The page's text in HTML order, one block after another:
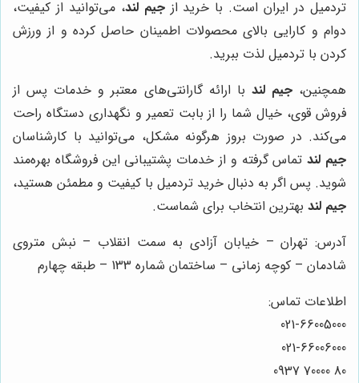
تردمیل در ایران است. با خرید ازجیم لند، می‌توانید از کیفیت،
دوام و کارایی بالای محصولات اطمینان حاصل کرده و از ورزش
کردن با تردمیل لذت ببرید.
همچنین،جیم لند با ارائه گارانتی‌های معتبر و خدمات پس از
فروش قوی، خیال شما را از بابت تعمیر و نگهداری دستگاه راحت
می‌کند. در صورت بروز هرگونه مشکل، می‌توانید با کارشناسان
جیم لندتماس گرفته و از خدمات پشتیبانی این فروشگاه بهره‌مند
شوید. پس اگر به دنبال خرید تردمیل با کیفیت و مطمئن هستید،
جیم لند بهترین انتخاب برای شماست.
آدرس: تهران – خیابان آزادی به سمت انقلاب – نبش متروی
شادمان – کوچه زمانی – ساختمان شماره 133 – طبقه چهارم
اطلاعات تماس:
021-66005000
021-66006000
80 70000 0937